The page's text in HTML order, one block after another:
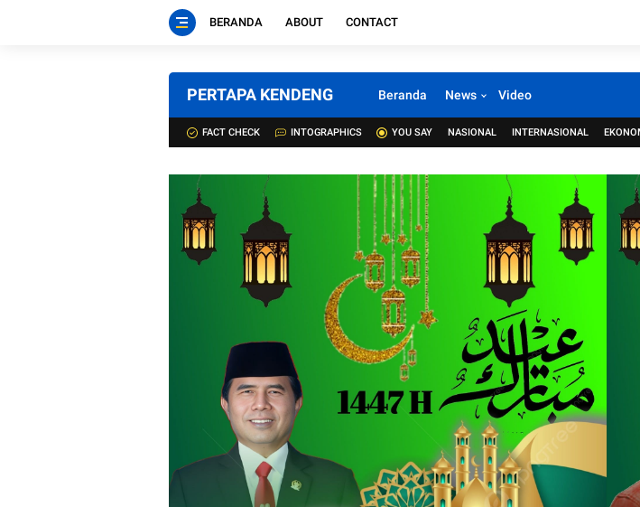
BERANDA ABOUT CONTACT
PERTAPA KENDENG Beranda News Video
FACT CHECK INTOGRAPHICS YOU SAY NASIONAL INTERNASIONAL